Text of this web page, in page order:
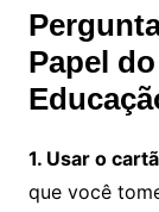
Papel
1. Usar o
que você